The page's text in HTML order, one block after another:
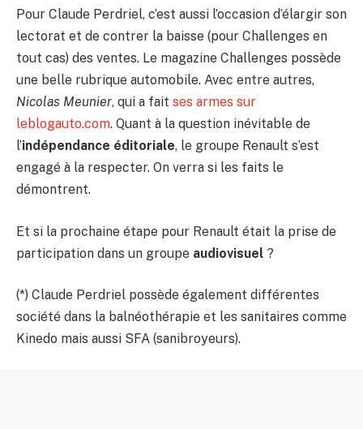
Pour Claude Perdriel, c’est aussi l’occasion d’élargir son
lectorat et de contrer la baisse (pour Challenges en
tout cas) des ventes. Le magazine Challenges possède
une belle rubrique automobile. Avec entre autres,
Nicolas Meunier, qui a fait ses armes sur
leblogauto.com. Quant à la question inévitable de
l’indépendance éditoriale, le groupe Renault s’est
engagé à la respecter. On verra si les faits le
démontrent.
Et si la prochaine étape pour Renault était la prise de
participation dans un groupe audiovisuel ?
(*) Claude Perdriel possède également différentes
société dans la balnéothérapie et les sanitaires comme
Kinedo mais aussi SFA (sanibroyeurs).